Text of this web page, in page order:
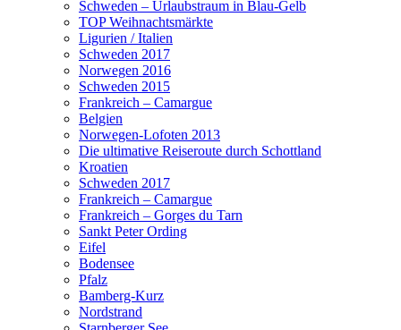
Schweden – Urlaubstraum in Blau-Gelb
TOP Weihnachtsmärkte
Ligurien / Italien
Schweden 2017
Norwegen 2016
Schweden 2015
Frankreich – Camargue
Belgien
Norwegen-Lofoten 2013
Die ultimative Reiseroute durch Schottland
Kroatien
Schweden 2017
Frankreich – Camargue
Frankreich – Gorges du Tarn
Sankt Peter Ording
Eifel
Bodensee
Pfalz
Bamberg-Kurz
Nordstrand